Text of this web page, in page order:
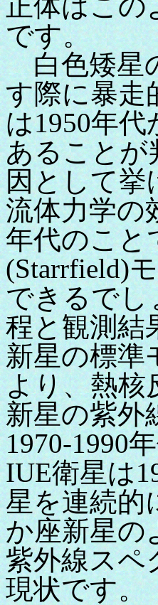
です。
白色矮星
す際に暴走
は1950年
あることが
因として
流体力学の
年代のこと
(Starrfield)
できるでし
程と観測結
新星の標準
より、熱核
新星の紫外
1970-1990
IUE衛星は
星を連続的
か座新星の
紫外線スペ
現状です。